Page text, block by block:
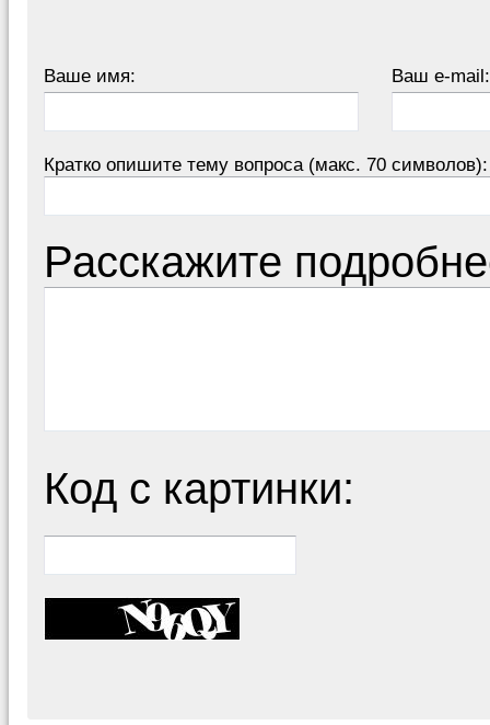
Ваше имя: Ваш e-mail:
Кратко опишите тему вопроса (макс. 70 символов):
Расскажите
Код с картинки: